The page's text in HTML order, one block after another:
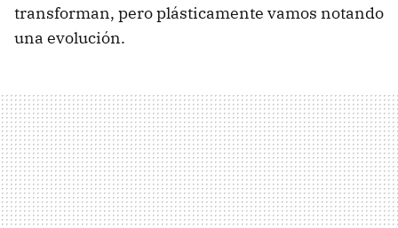
transforman, pero plásticamente vamos notando
una evolución.